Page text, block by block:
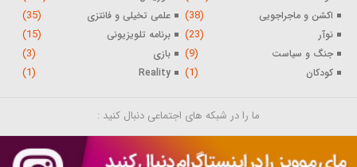
اکشن و ماجراجویی (38) علمی تخیلی و فانتزی (35)
نوآر (23) برنامه تلویزیونی (15)
جنگ و سیاست (9) بازی (3)
کودکان (1)
Reality
(1)
ما را در شبکه های اجتماعی دنبال کنید :